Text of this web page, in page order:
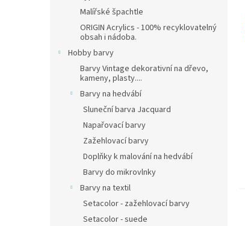
Malířské špachtle
ORIGIN Acrylics - 100% recyklovatelný
obsah i nádoba.
Hobby barvy
Barvy Vintage dekorativní na dřevo,
kameny, plasty....
Barvy na hedvábí
Sluneční barva Jacquard
Napařovací barvy
Zažehlovací barvy
Doplňky k malování na hedvábí
Barvy do mikrovlnky
Barvy na textil
Setacolor - zažehlovací barvy
Setacolor - suede